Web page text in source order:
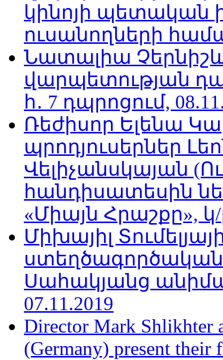
կինոյի պետական
ուսանողների
Նատալիա
վարպետության
հ․ 7 դպրոցում,
Ռեժիսոր Ելենա
պրոդյուսերներ
Վելիչանսկայան
հանդիսատեսին
«Միայն Հրաշքը», կ/
Միխայիլ
Սահակյանց
07.11.2019
Director Mark Shlikhter
(Germany) present